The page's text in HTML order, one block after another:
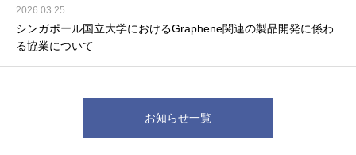
2026.03.25
シンガポール国立大学におけるGraphene関連の製品開発に係わ
る協業について
お知らせ一覧